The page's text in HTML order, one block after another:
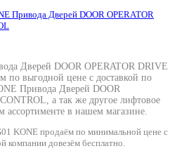
Дверей DOOR OPERATOR DRIVE
по выгодной цене с доставкой по
Привода Дверей DOOR
, а так же другое лифтовое
ассортименте в нашем магазине.
KONE продаём по минимальной цене с
компании довезём бесплатно.